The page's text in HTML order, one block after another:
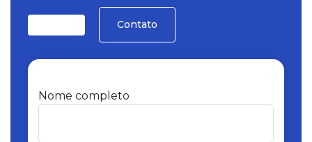
Contato
Nome completo